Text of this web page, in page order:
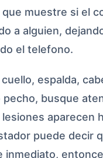
muestre si el
a alguien,
el telefono.
espalda,
pecho, busque
aparecen
puede decir
inmediato,